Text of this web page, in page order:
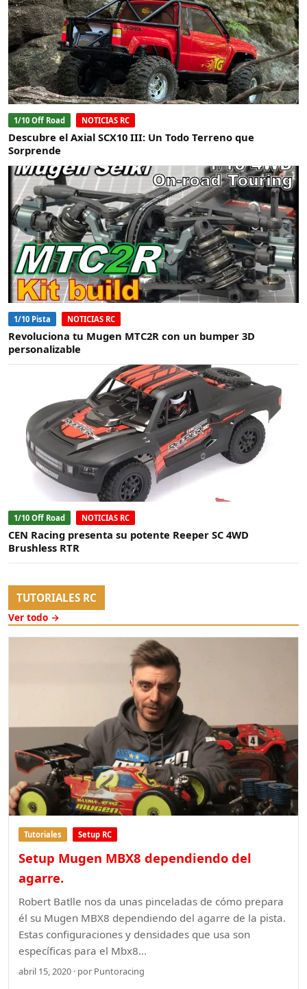
1/10 Off Road NOTICIAS RC
Descubre el Axial SCX10 III: Un Todo Terreno que
Sorprende
1/10 Pista NOTICIAS RC
Revoluciona tu Mugen MTC2R con un bumper 3D
personalizable
1/10 Off Road NOTICIAS RC
CEN Racing presenta su potente Reeper SC 4WD
Brushless RTR
TUTORIALES RC
Ver todo →
Tutoriales Setup RC
Setup Mugen MBX8 dependiendo del
agarre.
Robert Batlle nos da unas pinceladas de cómo prepara
él su Mugen MBX8 dependiendo del agarre de la pista.
Estas configuraciones y densidades que usa son
específicas para el Mbx8…
abril 15, 2020 · por Puntoracing